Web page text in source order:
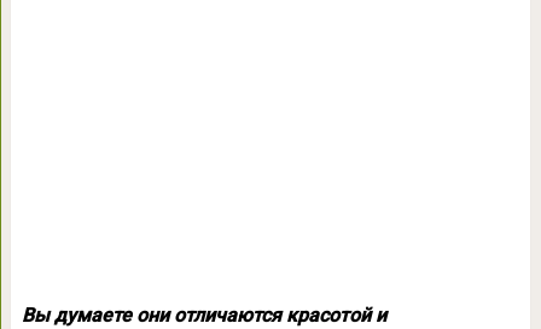
Вы думаете они отличаются красотой и